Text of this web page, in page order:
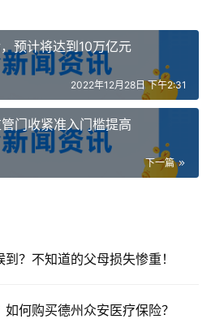
预计将达到10万亿元
2022年12月28日 下午2:31
门收紧准入门槛提高
下一篇
？不知道的父母损失惨重！
何购买德州众安医疗保险？